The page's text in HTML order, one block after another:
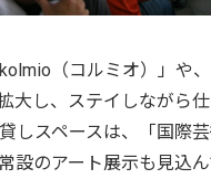
（コルミオ）」や
大し、ステイしながら
しスペースは、「国際
設のアート展示も見込